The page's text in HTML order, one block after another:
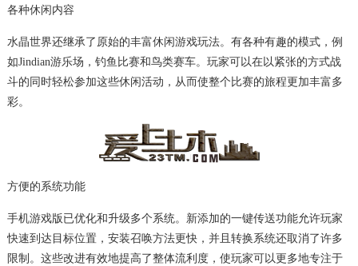
各种休闲内容
水晶世界还继承了原始的丰富休闲游戏玩法。有各种有趣的模式，例
如Jindian游乐场，钓鱼比赛和鸟类赛车。玩家可以在以紧张的方式战
斗的同时轻松参加这些休闲活动，从而使整个比赛的旅程更加丰富多
彩。
方便的系统功能
手机游戏版已优化和升级多个系统。新添加的一键传送功能允许玩家
快速到达目标位置，安装召唤方法更快，并且转换系统还取消了许多
限制。这些改进有效地提高了整体流利度，使玩家可以更多地专注于